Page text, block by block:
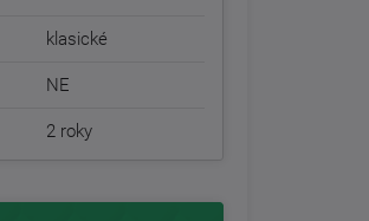
klasické
NE
2 roky